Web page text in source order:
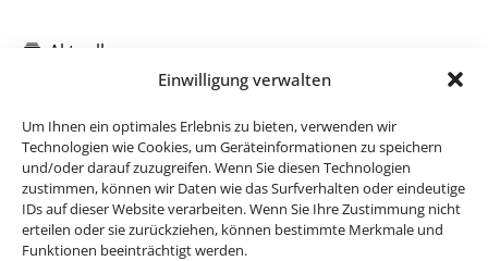
Einwilligung verwalten
Um Ihnen ein optimales Erlebnis zu bieten, verwenden wir
Technologien wie Cookies, um Geräteinformationen zu speichern
und/oder darauf zuzugreifen. Wenn Sie diesen Technologien
zustimmen, können wir Daten wie das Surfverhalten oder eindeutige
IDs auf dieser Website verarbeiten. Wenn Sie Ihre Zustimmung nicht
erteilen oder sie zurückziehen, können bestimmte Merkmale und
Funktionen beeinträchtigt werden.
Aktuelles